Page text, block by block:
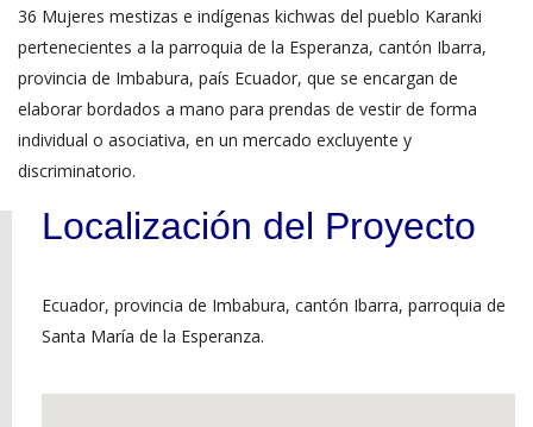
36 Mujeres mestizas e indígenas kichwas del pueblo Karanki
pertenecientes a la parroquia de la Esperanza, cantón Ibarra,
provincia de Imbabura, país Ecuador, que se encargan de
elaborar bordados a mano para prendas de vestir de forma
individual o asociativa, en un mercado excluyente y
discriminatorio.
Localización del Proyecto
Ecuador, provincia de Imbabura, cantón Ibarra, parroquia de
Santa María de la Esperanza.